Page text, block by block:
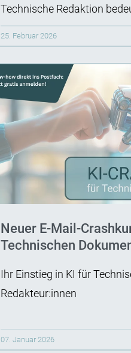
Technische Redaktion
25. Februar 2026
Neuer E-Mail-
Technischen
Ihr Einstieg in KI für
Redakteur:innen
07. Januar 2026